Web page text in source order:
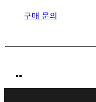
구매 문의